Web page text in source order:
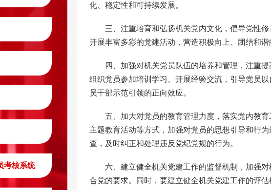
考核系统
化、稳定性和可持续发展。
三、注重培育和弘扬机关党内文化，倡导党性
开展丰富多彩的党建活动，营造积极向上、团结和
四、加强对机关党员队伍的培养和管理，注重
组织党员参加培训学习、开展经验交流，引导党员
员干部示范引领的正向效应。
五、加大对党员的教育管理力度，落实党内教
主题教育活动等方式，加强对党员的思想引导和行
查，及时纠正和处理违反党纪党规的行为。
六、建立健全机关党建工作的监督机制，加强
合党的要求。同时，要建立健全机关党建工作的评